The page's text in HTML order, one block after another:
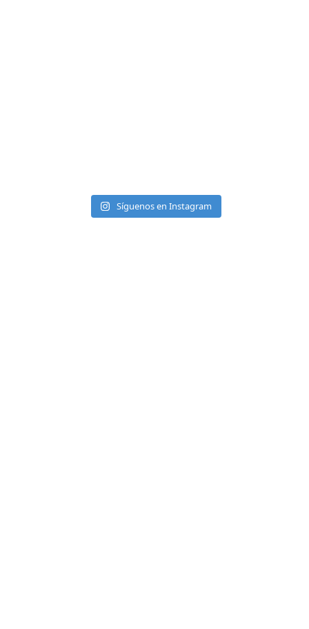
Síguenos en Instagram